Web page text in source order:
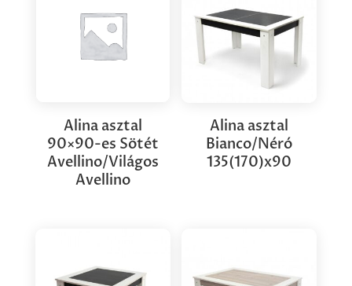
Alina asztal
90×90-es Sötét
Avellino/Világos
Avellino
Alina asztal
Bianco/Néró
135(170)x90